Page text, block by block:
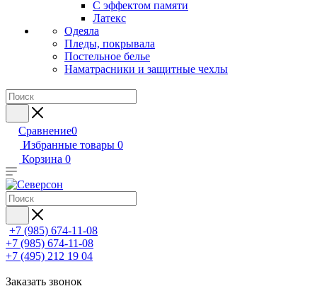
С эффектом памяти
Латекс
Одеяла
Пледы, покрывала
Постельное белье
Наматрасники и защитные чехлы
Сравнение0
Избранные товары 0
Корзина 0
+7 (985) 674-11-08
+7 (985) 674-11-08
+7 (495) 212 19 04
Заказать звонок